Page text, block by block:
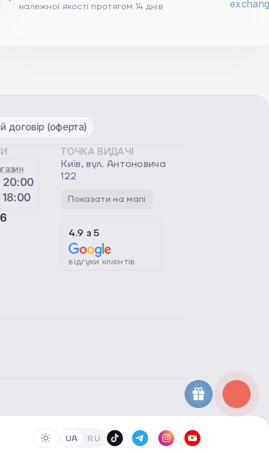
належної якості протягом 14 днів
договір (оферта)
20:00
18:00
ТОЧКА ВИДАЧІ
Київ, вул. Антоновича
122
Показати на мапі
4.9 з5
відгуки клієнтів
UA RU